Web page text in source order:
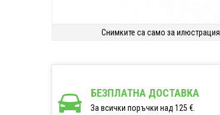
Снимките са само за илюстрация.
БЕЗПЛАТНА ДОСТАВКА
За всички поръчки над 125 €.